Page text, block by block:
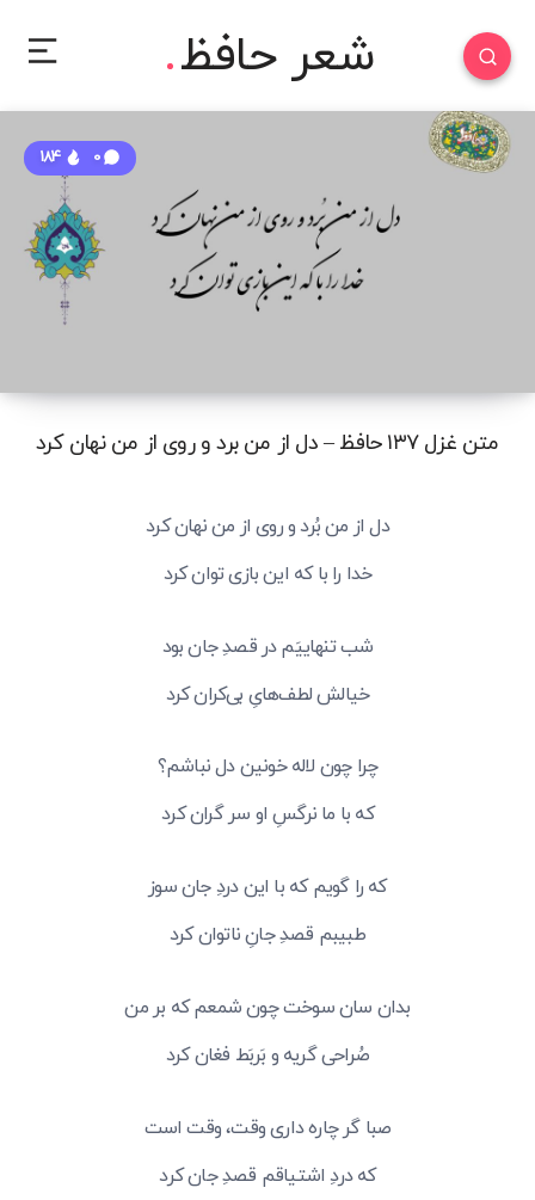
شعر حافظ
متن غزل ۱۳۷ حافظ – دل از من برد و روی از من نهان کرد
0
184
دل از من بُرد و روی از من نهان کرد
خدا را با که این بازی توان کرد
شب تنهاییَم در قصدِ جان بود
خیالش لطف‌هایِ بی‌کران کرد
چرا چون لاله خونین دل نباشم؟
که با ما نرگسِ او سر گران کرد
که را گویم که با این دردِ جان سوز
طبیبم قصدِ جانِ ناتوان کرد
بدان سان سوخت چون شمعم که بر من
صُراحی گریه و بَربَط فغان کرد
صبا گر چاره داری وقت، وقت است
که دردِ اشتیاقم قصدِ جان کرد